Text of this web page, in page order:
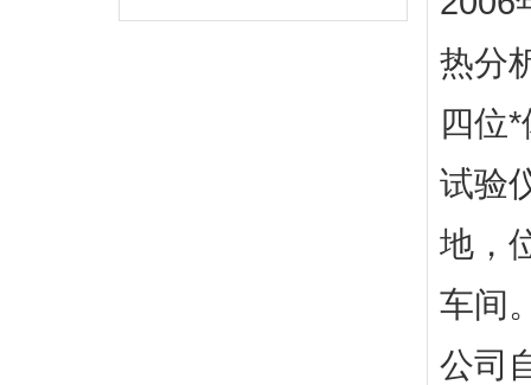
热分
四位
试验
地，
车间
公司